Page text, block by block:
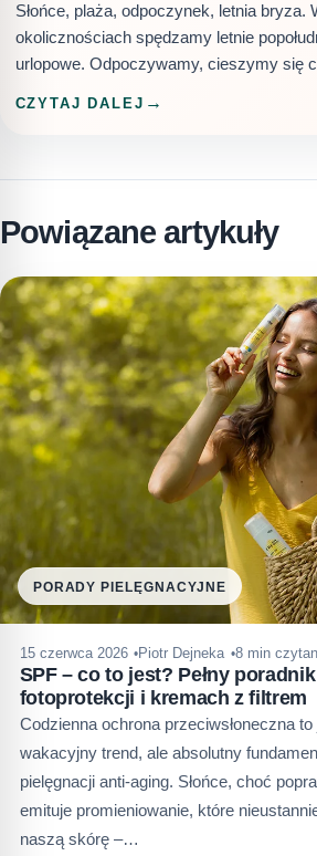
Słońce, plaża, odpoczynek, letnia bryza.
okolicznościach spędzamy letnie
urlopowe. Odpoczywamy, cieszymy się
CZYTAJ DALEJ
Powiązane artykuły
PORADY PIELĘGNACYJNE
15 czerwca 2026 Piotr Dejneka 8 min
SPF – co to jest? Pełny
fotoprotekcji i kremach z filtrem
Codzienna ochrona przeciwsłoneczna
wakacyjny trend, ale absolutny
pielęgnacji anti-aging. Słońce, choć
emituje promieniowanie, które
naszą skórę –…